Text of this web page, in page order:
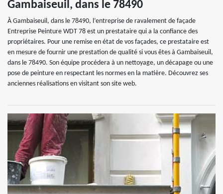
Gambaiseuil, dans le 78490
À Gambaiseuil, dans le 78490, l’entreprise de ravalement de façade
Entreprise Peinture WDT 78 est un prestataire qui a la confiance des
propriétaires. Pour une remise en état de vos façades, ce prestataire est
en mesure de fournir une prestation de qualité si vous êtes à Gambaiseuil,
dans le 78490. Son équipe procédera à un nettoyage, un décapage ou une
pose de peinture en respectant les normes en la matière. Découvrez ses
anciennes réalisations en visitant son site web.